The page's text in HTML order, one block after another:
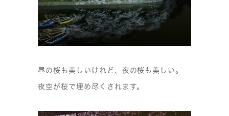
昼の桜も美しいけれど、夜の桜も美しい。
夜空が桜で埋め尽くされます。